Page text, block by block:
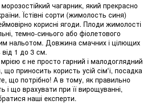
чагарник, який прекрасно
Їстівні сорти (жимолость синя)
корисні ягоди. Плоди жимолості
темно-синього або фіолетового
нальотом. Довжина смачних і цілющих
від 1 до 3 см.
є не просто гарний і малодоглядний
приносить користь усій сім'ї, посадка
що потрібно! А в тому, як правильно
і що врахувати при її вирощуванні,
наші експерти.